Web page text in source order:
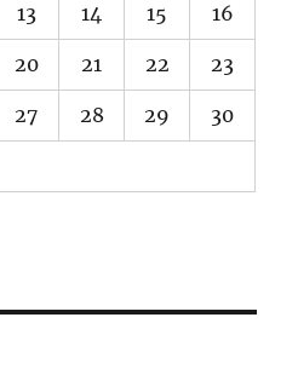
13 14 15 16
20 21 22 23
27 28 29 30